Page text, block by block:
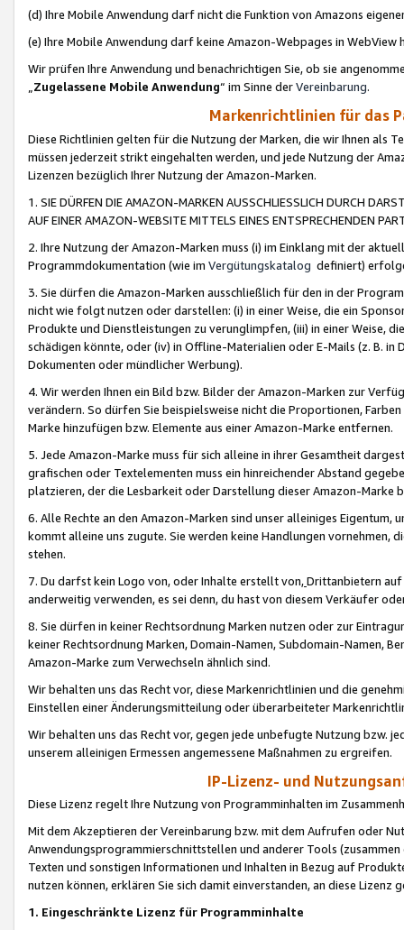
(d) Ihre Mobile Anwendung darf nicht die Funktion von Amazons
(e) Ihre Mobile Anwendung darf keine Amazon-Webpages in WebView
Wir prüfen Ihre Anwendung und benachrichtigen Sie, ob sie
„Zugelassene Mobile Anwendung“ im Sinne derVereinbarung.
Markenrichtlinien für das
Diese Richtlinien gelten für die Nutzung der Marken, die wir Ihnen als
müssen jederzeit strikt eingehalten werden, und jede Nutzung der
Lizenzen bezüglich Ihrer Nutzung der Amazon-Marken.
1. SIE DÜRFEN DIE AMAZON-MARKEN AUSSCHLIESSLICH DURCH
AUF EINER AMAZON-WEBSITE MITTELS EINES ENTSPRECHENDEN
2. Ihre Nutzung der Amazon-Marken muss (i) im Einklang mit der
Programmdokumentation (wie im Vergütungskatalog definiert)
3. Sie dürfen die Amazon-Marken ausschließlich für den in der
nicht wie folgt nutzen oder darstellen: (i) in einer Weise, die ein
Produkte und Dienstleistungen zu verunglimpfen, (iii) in einer Weise,
schädigen könnte, oder (iv) in Offline-Materialien oder E-Mails (z. B. in
Dokumenten oder mündlicher Werbung).
4. Wir werden Ihnen ein Bild bzw. Bilder der Amazon-Marken zur
verändern. So dürfen Sie beispielsweise nicht die Proportionen,
Marke hinzufügen bzw. Elemente aus einer Amazon-Marke entfernen.
5. Jede Amazon-Marke muss für sich alleine in ihrer Gesamtheit
grafischen oder Textelementen muss ein hinreichender Abstand
platzieren, der die Lesbarkeit oder Darstellung dieser Amazon-Marke
6. Alle Rechte an den Amazon-Marken sind unser alleiniges
kommt alleine uns zugute. Sie werden keine Handlungen vornehmen,
stehen.
7. Du darfst kein Logo von, oder Inhalte erstellt von,Drittanbietern auf
anderweitig verwenden, es sei denn, du hast von diesem Verkäufer
8. Sie dürfen in keiner Rechtsordnung Marken nutzen oder zur
keiner Rechtsordnung Marken, Domain-Namen, Subdomain-Namen,
Amazon-Marke zum Verwechseln ähnlich sind.
Wir behalten uns das Recht vor, diese Markenrichtlinien und die
Einstellen einer Änderungsmitteilung oder überarbeiteter
Wir behalten uns das Recht vor, gegen jede unbefugte Nutzung bzw.
unserem alleinigen Ermessen angemessene Maßnahmen zu ergreifen.
IP-Lizenz- und
Diese Lizenz regelt Ihre Nutzung von Programminhalten im
Mit dem Akzeptieren der Vereinbarung bzw. mit dem Aufrufen oder
Anwendungsprogrammierschnittstellen und anderer Tools (zusammen
Texten und sonstigen Informationen und Inhalten in Bezug auf
nutzen können, erklären Sie sich damit einverstanden, an diese Lizenz
1. Eingeschränkte Lizenz für Programminhalte